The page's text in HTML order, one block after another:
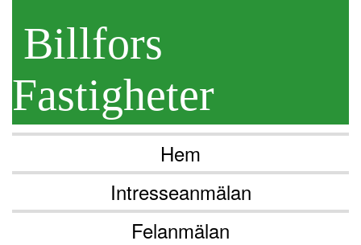
Billfors
Fastigheter
Hem
Intresseanmälan
Felanmälan